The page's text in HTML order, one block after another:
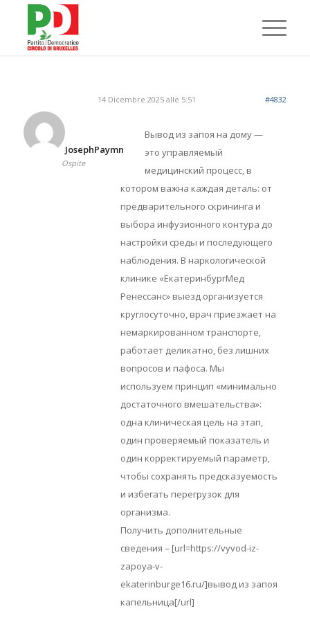
14 Dicembre 2025 alle 5:51 #4832
JosephPaymn
Ospite
Вывод из запоя на дому —
это управляемый
медицинский процесс, в
котором важна каждая деталь: от
предварительного скрининга и
выбора инфузионного контура до
настройки среды и последующего
наблюдения. В наркологической
клинике «ЕкатеринбургМед
Ренессанс» выезд организуется
круглосуточно, врач приезжает на
немаркированном транспорте,
работает деликатно, без лишних
вопросов и пафоса. Мы
используем принцип «минимально
достаточного вмешательства»:
одна клиническая цель на этап,
один проверяемый показатель и
один корректируемый параметр,
чтобы сохранять предсказуемость
и избегать перегрузок для
организма.
Получить дополнительные
сведения – [url=https://vyvod-iz-
zapoya-v-
ekaterinburge16.ru/]вывод из запоя
капельница[/url]